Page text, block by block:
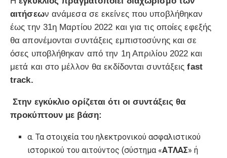
αιτήσεων ανάμεσα σε εκείνες που υποβλήθηκαν
έως την 31η Μαρτίου 2022 και για τις οποίες εφεξής
θα απονέμονται συντάξεις εμπιστοσύνης και σε
όσες υποβλήθηκαν από την 1η Απριλίου 2022 και
μετά και στο μέλλον θα εκδίδονται συντάξεις fast
track.
Στην εγκύκλιο ορίζεται ότι οι συντάξεις θα
προκύπτουν με βάση:
α. Τα στοιχεία του ηλεκτρονικού ασφαλιστικού
ιστορικού του αιτούντος (σύστημα «ΑΤΛΑΣ» ή